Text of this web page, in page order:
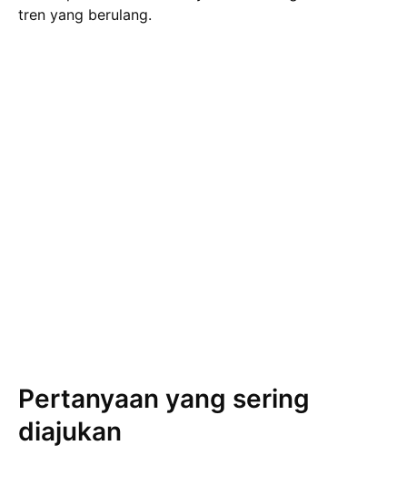
tren yang berulang.
Pertanyaan yang sering
diajukan